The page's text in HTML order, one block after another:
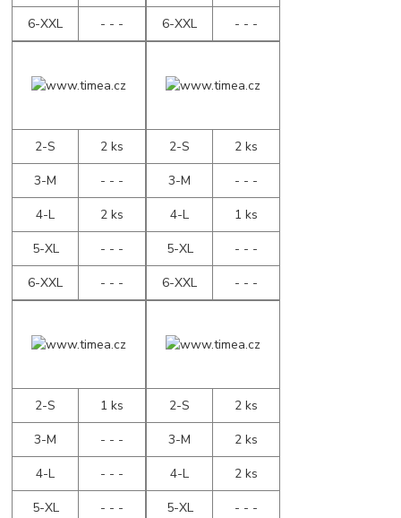
6-XXL
- - -
6-XXL
- - -
2-S
2 ks
3-M
- - -
4-L
2 ks
5-XL
- - -
6-XXL
- - -
2-S
2 ks
3-M
- - -
4-L
1 ks
5-XL
- - -
6-XXL
- - -
2-S
1 ks
3-M
- - -
4-L
- - -
5-XL
- - -
2-S
2 ks
3-M
2 ks
4-L
2 ks
5-XL
- - -